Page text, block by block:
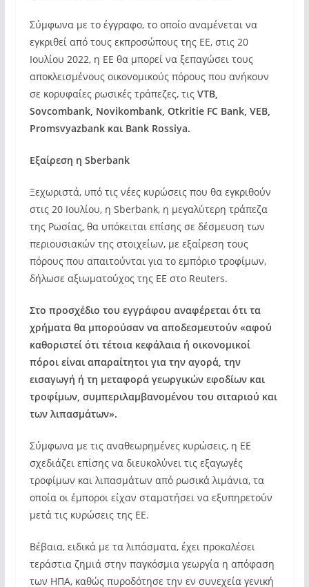
Σύμφωνα με το έγγραφο, το οποίο αναμένεται να
εγκριθεί από τους εκπροσώπους της ΕΕ, στις 20
Ιουλίου 2022, η ΕΕ θα μπορεί να ξεπαγώσει τους
αποκλεισμένους οικονομικούς πόρους που ανήκουν
σε κορυφαίες ρωσικές τράπεζες, τις VTB,
Sovcombank, Novikombank, Otkritie FC Bank, VEB,
Promsvyazbank και Bank Rossiya.
Εξαίρεση η Sberbank
Ξεχωριστά, υπό τις νέες κυρώσεις που θα εγκριθούν
στις 20 Ιουλίου, η Sberbank, η μεγαλύτερη τράπεζα
της Ρωσίας, θα υπόκειται επίσης σε δέσμευση των
περιουσιακών της στοιχείων, με εξαίρεση τους
πόρους που απαιτούνται για το εμπόριο τροφίμων,
δήλωσε αξιωματούχος της ΕΕ στο Reuters.
Στο προσχέδιο του εγγράφου αναφέρεται ότι τα
χρήματα θα μπορούσαν να αποδεσμευτούν «αφού
καθοριστεί ότι τέτοια κεφάλαια ή οικονομικοί
πόροι είναι απαραίτητοι για την αγορά, την
εισαγωγή ή τη μεταφορά γεωργικών εφοδίων και
τροφίμων, συμπεριλαμβανομένου του σιταριού και
των λιπασμάτων».
Σύμφωνα με τις αναθεωρημένες κυρώσεις, η ΕΕ
σχεδιάζει επίσης να διευκολύνει τις εξαγωγές
τροφίμων και λιπασμάτων από ρωσικά λιμάνια, τα
οποία οι έμποροι είχαν σταματήσει να εξυπηρετούν
μετά τις κυρώσεις της ΕΕ.
Βέβαια, ειδικά με τα λιπάσματα, έχει προκαλέσει
τεράστια ζημιά στην παγκόσμια γεωργία η απόφαση
των ΗΠΑ, καθώς πυροδότησε την εν συνεχεία γενική